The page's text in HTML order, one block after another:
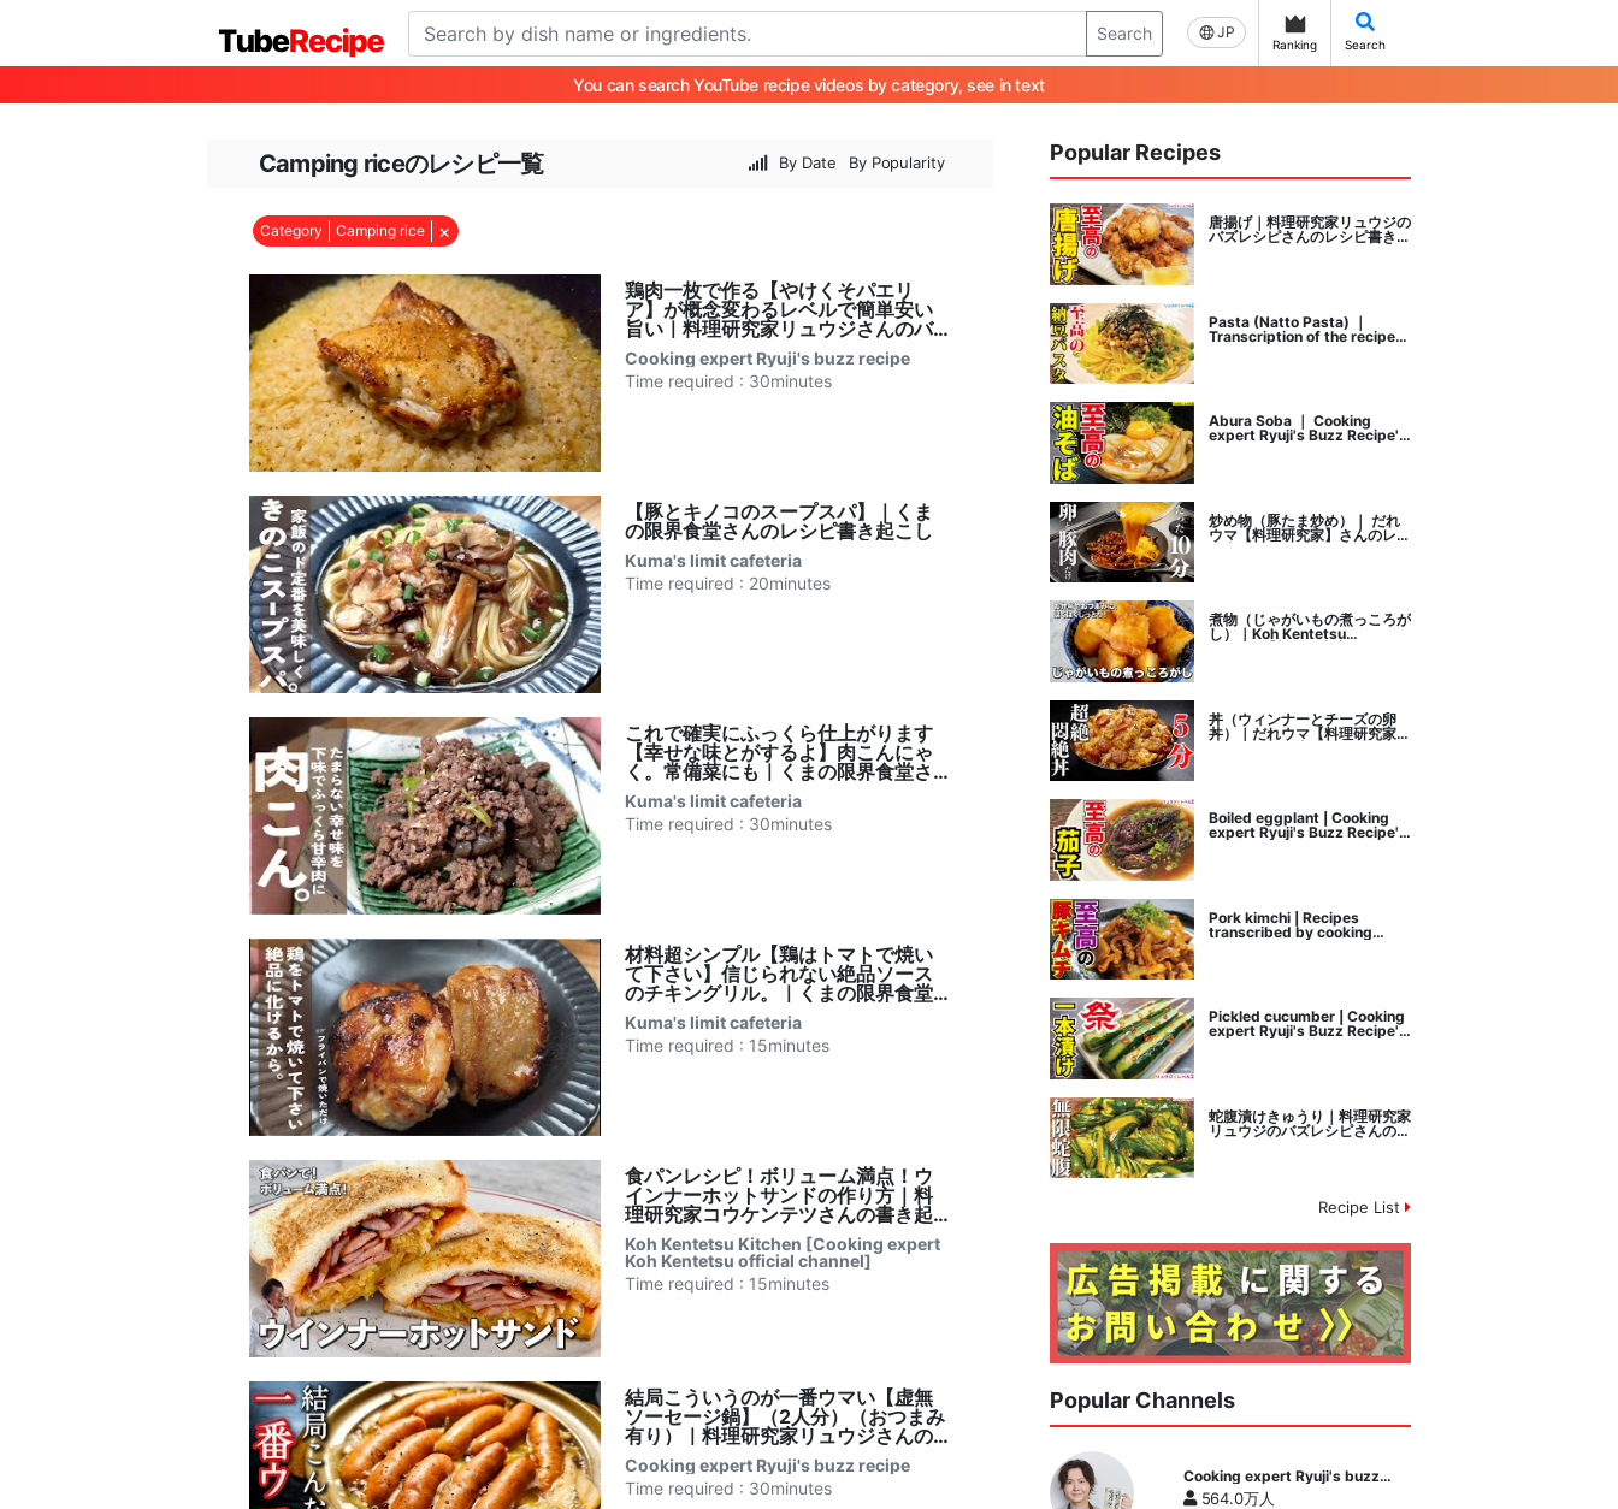
Search JP
Ranking Search
You can search YouTube recipe videos by category, see in text
Camping riceのレシピ一覧 By Date By Popularity
Category Camping rice ×
鶏肉一枚で作る【やけくそパエリ
ア】が概念変わるレベルで簡単安い
旨い｜料理研究家リュウジさんのバ
ズレシピ書き起こし
Cooking expert Ryuji's buzz recipe
Time required : 30minutes
【豚とキノコのスープスパ】｜くま
の限界食堂さんのレシピ書き起こし
Kuma's limit cafeteria
Time required : 20minutes
これで確実にふっくら仕上がります
【幸せな味とがするよ】肉こんにゃ
く。常備菜にも｜くまの限界食堂さ
んのレシピ書き起こし
Kuma's limit cafeteria
Time required : 30minutes
材料超シンプル【鶏はトマトで焼い
て下さい】信じられない絶品ソース
のチキングリル。｜くまの限界食堂
さんのれしぴ書き起こし
Kuma's limit cafeteria
Time required : 15minutes
食パンレシピ！ボリューム満点！ウ
インナーホットサンドの作り方｜料
理研究家コウケンテツさんの書き起
こし
Koh Kentetsu Kitchen [Cooking expert
Koh Kentetsu official channel]
Time required : 15minutes
結局こういうのが一番ウマい【虚無
ソーセージ鍋】（2人分）（おつまみ
有り）｜料理研究家リュウジさんの
バズレシピ書き起こし
Cooking expert Ryuji's buzz recipe
Time required : 30minutes
Popular Recipes
唐揚げ｜料理研究家リュウジの
バズレシピさんのレシピ書き起
Pasta (Natto Pasta) ｜
Transcription of the recipe
by Ryuji's buzz recipe, a
Abura Soba ｜ Cooking
expert Ryuji's Buzz Recipe's
炒め物（豚たま炒め）｜ だれ
ウマ【料理研究家】さんのレシ
ピ書き起こし
煮物（じゃがいもの煮っころが
し）｜Koh Kentetsu
丼（ウィンナーとチーズの卵
丼）｜だれウマ【料理研究家】
さんのレシピ書き起こし
Boiled eggplant | Cooking
expert Ryuji's Buzz Recipe's
Pork kimchi | Recipes
transcribed by cooking
researcher Ryuji's Buzz
Pickled cucumber | Cooking
expert Ryuji's Buzz Recipe's
蛇腹漬けきゅうり｜料理研究家
リュウジのバズレシピさんのレ
シピ書き起こし
Recipe List
Popular Channels
Cooking expert Ryuji's buzz
recipe
564.0万人